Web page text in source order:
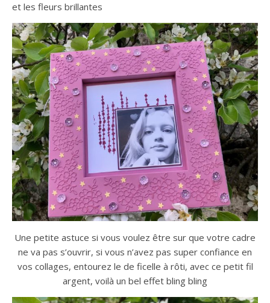
et les fleurs brillantes
Une petite astuce si vous voulez être sur que votre cadre
ne va pas s’ouvrir, si vous n’avez pas super confiance en
vos collages, entourez le de ficelle à rôti, avec ce petit fil
argent, voilà un bel effet bling bling